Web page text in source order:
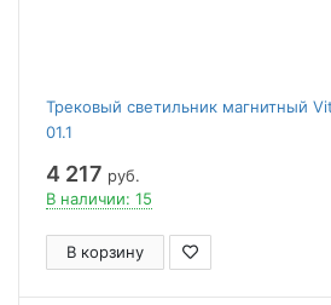
Трековый светильник магнитный
01.1
4 217 руб.
В наличии: 15
В корзину